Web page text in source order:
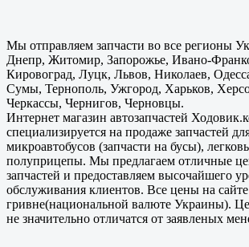
Мы отправляем запчасти во все регионы
Днепр, Житомир, Запорожье, Ивано-
Кировоград, Луцк, Львов, Николаев,
Сумы, Тернополь, Ужгород, Харьков,
Черкассы, Чернигов, Черновцы.
Интернет магазин автозапчастей
специализируется на продаже запчастей
микроавтобусов (запчасти на бусы),
полуприцепы. Мы предлагаем отличные
запчастей и предоставляем высочайшего
обслуживания клиентов. Все цены на
гривне(национальной валюте Украины).
не значительно отличатся от заявленых